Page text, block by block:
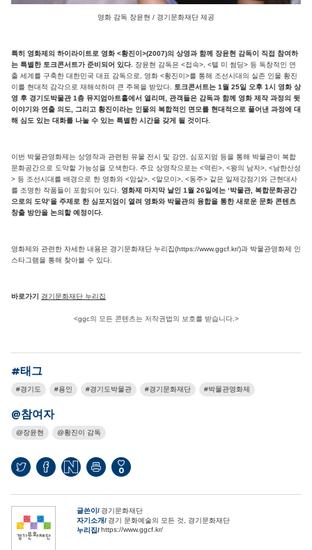
영화 감독 장윤현 / 경기문화재단 제공
특히 영화제의 하이라이트로 영화 <황진이>(2007)의 상영과 함께 장윤현 감독이 직접 참여하
는 특별한 토크콘서트가 준비되어 있다. 장윤현 감독은 <접속>, <텔 미 썸딩> 등 독창적인 연
출 세계를 구축한 대한민국 대표 감독으로, 영화 <황진이>를 통해 조선시대의 실존 인물 황진
이를 현대적 감각으로 재해석하며 큰 주목을 받았다. 토크콘서트는 1월 25일 오후 1시 영화 상
영 후 경기도박물관 1층 뮤지엄아트홀에서 열리며, 관객들은 감독과 함께 영화 제작 과정의 뒷
이야기와 연출 의도, 그리고 황진이라는 인물의 복합적인 면모를 현대적으로 풀어낸 과정에 대
해 심도 있는 대화를 나눌 수 있는 특별한 시간을 갖게 될 것이다.
이번 박물관영화제는 상영작과 관련된 유물 전시 및 강연, 심포지엄 등을 통해 박물관이 복합
문화공간으로 도약할 가능성을 모색한다. 주요 상영작으로는 <역린>, <왕의 남자>, <남한산성
> 등 조선시대를 배경으로 한 영화와 <암살>, <말모이>, <동주> 같은 일제강점기와 근현대사
를 조명한 작품들이 포함되어 있다. 영화제 마지막 날인 1월 26일에는 ‘박물관, 복합문화공간
으로의 도약’을 주제로 한 심포지엄이 열려 영화와 박물관의 융합을 통한 새로운 문화 콘텐츠
창출 방안을 논의할 예정이다.
영화제와 관련한 자세한 내용은 경기문화재단 누리집(https://www.ggcf.kr/)과 박물관영화제 인
스타그램을 통해 찾아볼 수 있다.
바로가기 경기문화재단 누리집
<ggc의 모든 콘텐츠는 저작권법의 보호를 받습니다.>
#태그
경기도 용인 경기도박물관 경기문화재단 박물관영화제
@참여자
장윤현 황진이 감독
0
글쓴이
경기문화재단
자기소개
경기 문화예술의 모든 것, 경기문화재단
누리집 https://www.ggcf.kr/